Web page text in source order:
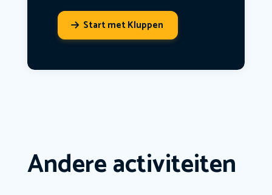
Start met Kluppen
Andere activiteiten